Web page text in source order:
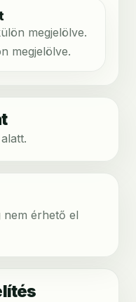
megjelölve.
megjelölve.
nem érhető el